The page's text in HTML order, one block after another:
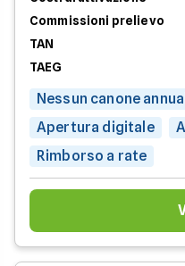
Commissioni prelievo
TAN
TAEG
Nessun canone
Apertura digitale
Rimborso a rate